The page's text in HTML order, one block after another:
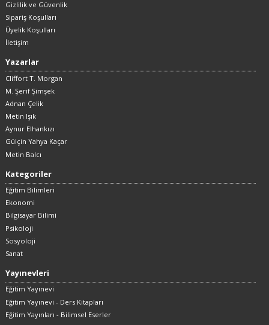
Gizlilik ve Güvenlik
Sipariş Koşulları
Üyelik Koşulları
İletişim
Yazarlar
Cliffort T. Morgan
M. Şerif Şimşek
Adnan Çelik
Metin Işık
Aynur Elhankızı
Gülçin Yahya Kaçar
Metin Balcı
Kategoriler
Eğitim Bilimleri
Ekonomi
Bilgisayar Bilimi
Psikoloji
Sosyoloji
Sanat
Yayınevleri
Eğitim Yayınevi
Eğitim Yayınevi - Ders Kitapları
Eğitim Yayınları - Bilimsel Eserler